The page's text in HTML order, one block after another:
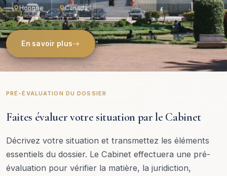
Hongrie Canada
En savoir plus
PRÉ-ÉVALUATION DU DOSSIER
Faites évaluer votre situation par le Cabinet
Décrivez votre situation et transmettez les éléments
essentiels du dossier. Le Cabinet effectuera une pré-
évaluation pour vérifier la matière, la juridiction,